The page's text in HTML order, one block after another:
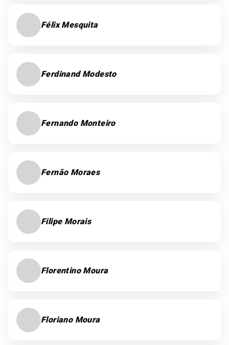
Félix Mesquita
Ferdinand Modesto
Fernando Monteiro
Fernão Moraes
Filipe Morais
Florentino Moura
Floriano Moura